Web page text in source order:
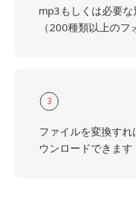
mp3もしくは必要
（200種類以上のフ
3
ファイルを変換す
ウンロードできます